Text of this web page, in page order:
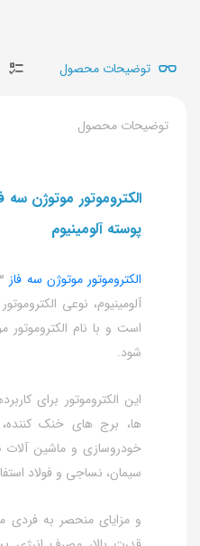
توضیحات محصول
توضیحات محصول
پوسته آلومینیوم
الکتروموتور موتوژن سه فاز
آلومینیوم، نوعی
است و با نام الکتروموتور
شود.
این الکتروموتور برای
ها، برج های خنک
خودروسازی و ماشین
سیمان، نساجی و فولاد
و مزایای منحصر به فردی